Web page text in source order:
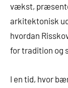
vækst,
arkitektonisk
hvordan
for tradition og
I en tid, hvor